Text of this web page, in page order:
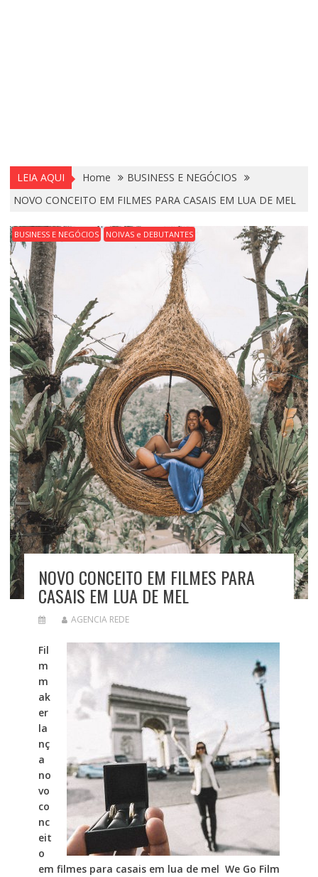
LEIA AQUI Home
BUSINESS E NEGÓCIOS
NOVO CONCEITO EM FILMES PARA CASAIS EM LUA DE MEL
BUSINESS E NEGÓCIOS NOIVAS e DEBUTANTES
NOVO CONCEITO EM FILMES PARA
CASAIS EM LUA DE MEL
AGENCIA REDE
Fil
m
m
ak
er
la
nç
a
no
vo
co
nc
eit
o
em filmes para casais em lua de mel We Go Film